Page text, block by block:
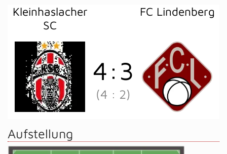
Kleinhaslacher
SC
FC Lindenberg
4 : 3
(4 : 2)
Aufstellung